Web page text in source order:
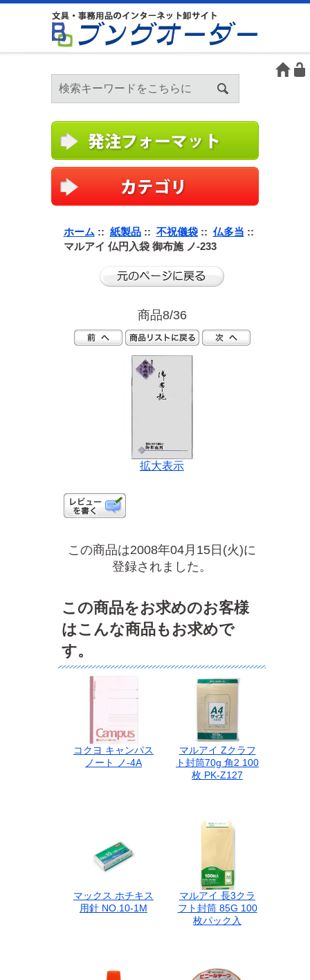
ホーム :: 紙製品:: 不祝儀袋:: 仏多当 ::
マルアイ 仏円入袋 御布施 ノ-233
商品8/36
拡大表示
この商品は2008年04月15日(火)に
登録されました。
この商品をお求めのお客様
はこんな商品もお求めで
す。
コクヨ キャンパス
ノート ノ-4A
マルアイ Zクラフ
ト封筒70g 角2 100
枚 PK-Z127
マックス ホチキス
用針 NO.10-1M
マルアイ 長3クラ
フト封筒 85G 100
枚パック入